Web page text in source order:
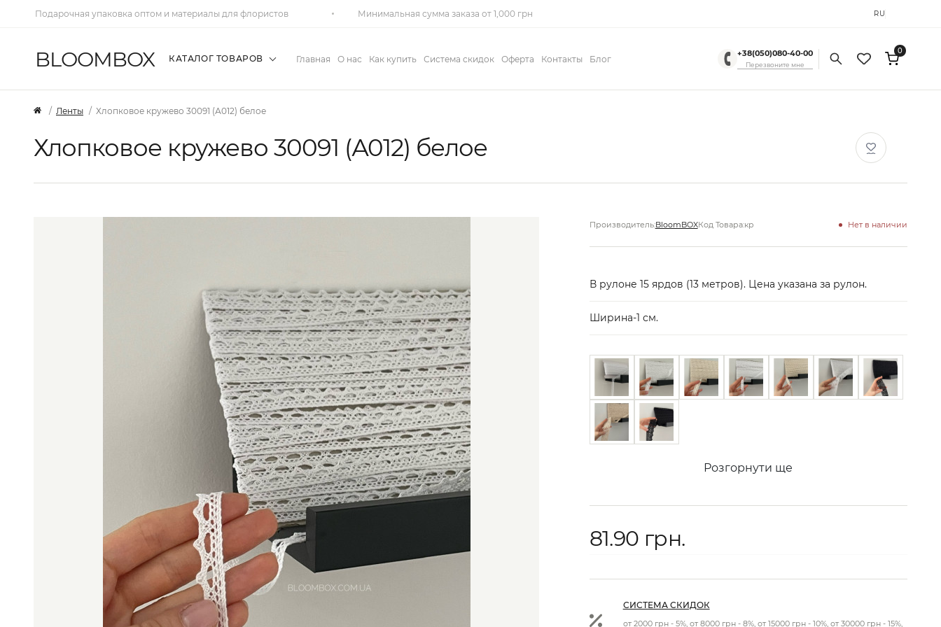
Подарочная упаковка оптом и материалы для флористов Минимальная сумма заказа от 1,000 грн RU
BLOOMBOX КАТАЛОГ ТОВАРОВ Главная О нас Как купить Система скидок Оферта Контакты Блог
+38(050)080-40-00
Перезвоните мне
0
Ленты Хлопковое кружево 30091 (А012) белое
Хлопковое кружево 30091 (А012) белое
Производитель:BloomBOXКод Товара:кр Нет в наличии
В рулоне 15 ярдов (13 метров). Цена указана за рулон.
Ширина-1 см.
Розгорнути ще
81.90 грн.
СИСТЕМА СКИДОК
от 2000 грн - 5%, от 8000 грн - 8%, от 15000 грн - 10%, от 30000 грн - 15%,